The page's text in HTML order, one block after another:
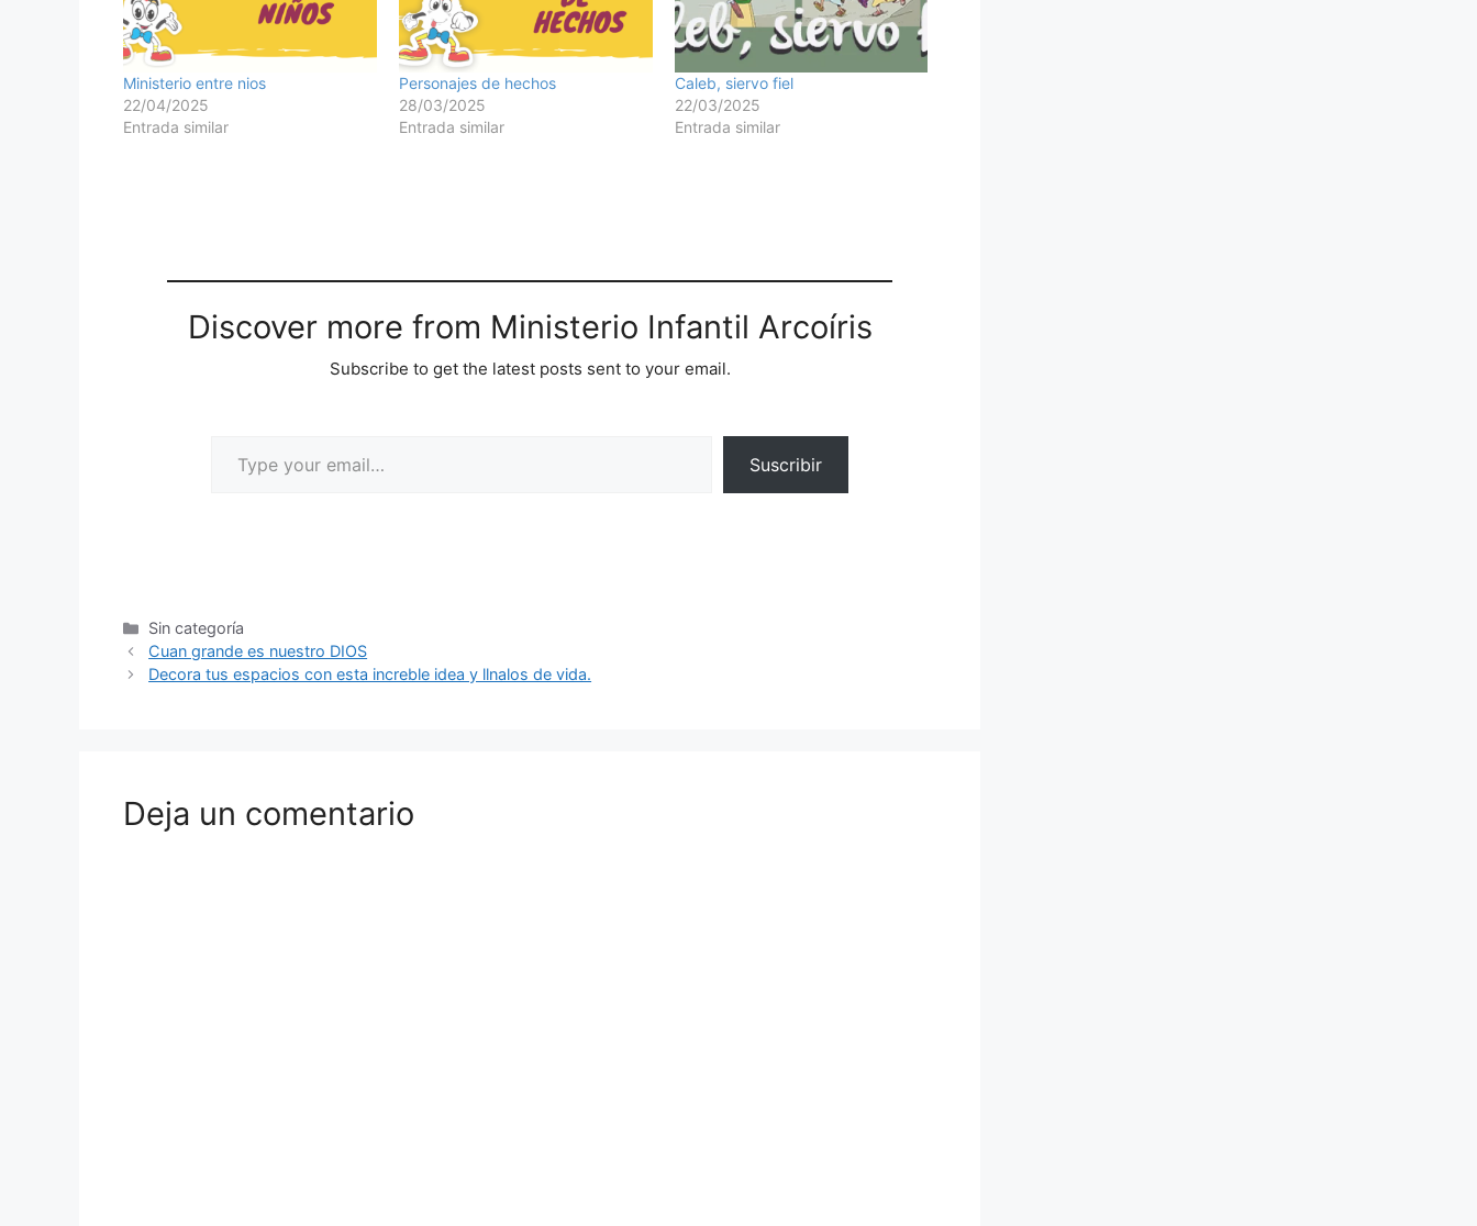
Ministerio entre nios
22/04/2025
Entrada similar
Personajes de hechos
28/03/2025
Entrada similar
Caleb, siervo fiel
22/03/2025
Entrada similar
Discover more from Ministerio Infantil Arcoíris
Subscribe to get the latest posts sent to your email.
Suscribir
Sin categoría
Cuan grande es nuestro DIOS
Decora tus espacios con esta increble idea y llnalos de vida.
Deja un comentario